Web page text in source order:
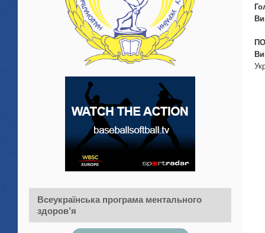
Всеукраїнська програма ментального
здоров’я